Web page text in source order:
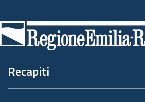
di
pagina
Recapiti